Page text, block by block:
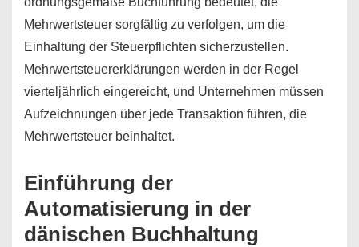
Mehrwertsteuer sorgfältig zu verfolgen, um die
Einhaltung der Steuerpflichten sicherzustellen.
Mehrwertsteuererklärungen werden in der Regel
vierteljährlich eingereicht, und Unternehmen müssen
Aufzeichnungen über jede Transaktion führen, die
Mehrwertsteuer beinhaltet.
Einführung der
Automatisierung in der
dänischen Buchhaltung